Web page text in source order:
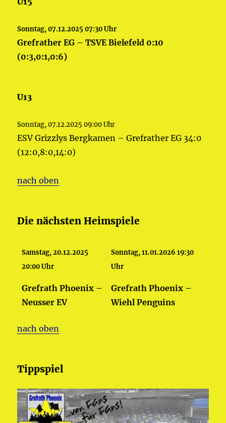
Sonntag, 07.12.2025 07:30 Uhr
Grefrather EG – TSVE Bielefeld 0:10
(0:3,0:1,0:6)
U13
Sonntag, 07.12.2025 09:00 Uhr
ESV Grizzlys Bergkamen – Grefrather EG 34:0
(12:0,8:0,14:0)
nach oben
Die nächsten Heimspiele
Samstag, 20.12.2025
20:00 Uhr
Sonntag, 11.01.2026 19:30
Uhr
Grefrath Phoenix –
Neusser EV
Grefrath Phoenix –
Wiehl Penguins
nach oben
Tippspiel